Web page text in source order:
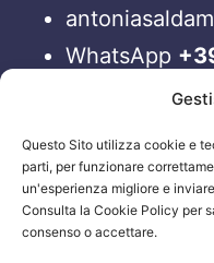
Questo Sito utilizza cookie e
parti, per funzionare
un'esperienza migliore e
Consulta la Cookie Policy per
consenso o accettare.
WhatsApp
ORARI APERTURA
Lun-Ven 09:00 –
Siamo sempre